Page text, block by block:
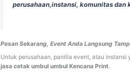
perusahaan,instansi, komunitas dan
Pesan Sekarang, Event Anda Langsung
Untuk perusahaan, panitia event, atau
jasa cetak umbul umbul Kencana Print.